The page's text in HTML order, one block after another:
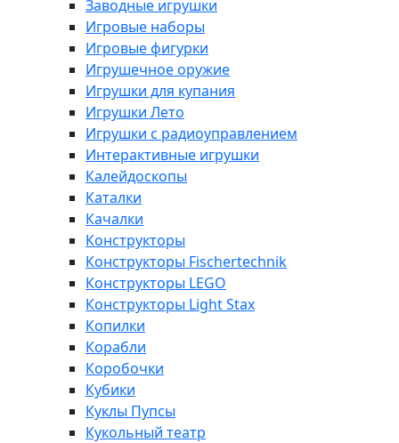
Заводные игрушки
Игровые наборы
Игровые фигурки
Игрушечное оружие
Игрушки для купания
Игрушки Лето
Игрушки с радиоуправлением
Интерактивные игрушки
Калейдоскопы
Каталки
Качалки
Конструкторы
Конструкторы Fisсhertechnik
Конструкторы LEGO
Конструкторы Light Stax
Копилки
Корабли
Коробочки
Кубики
Куклы Пупсы
Кукольный театр